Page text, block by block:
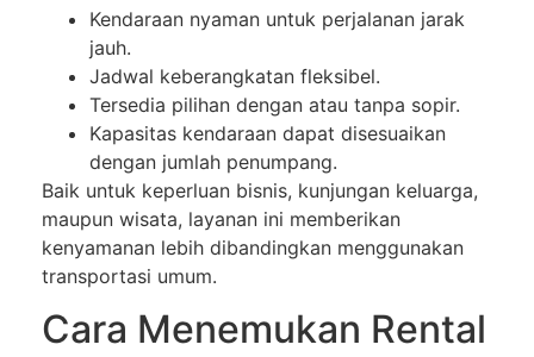
Kendaraan nyaman untuk perjalanan jarak
jauh.
Jadwal keberangkatan fleksibel.
Tersedia pilihan dengan atau tanpa sopir.
Kapasitas kendaraan dapat disesuaikan
dengan jumlah penumpang.
Baik untuk keperluan bisnis, kunjungan keluarga,
maupun wisata, layanan ini memberikan
kenyamanan lebih dibandingkan menggunakan
transportasi umum.
Cara Menemukan Rental